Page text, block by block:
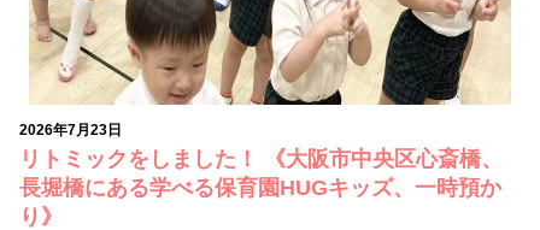
2026年7月23日
リトミックをしました！ 《大阪市中央区心斎橋、
長堀橋にある学べる保育園HUGキッズ、一時預か
り》